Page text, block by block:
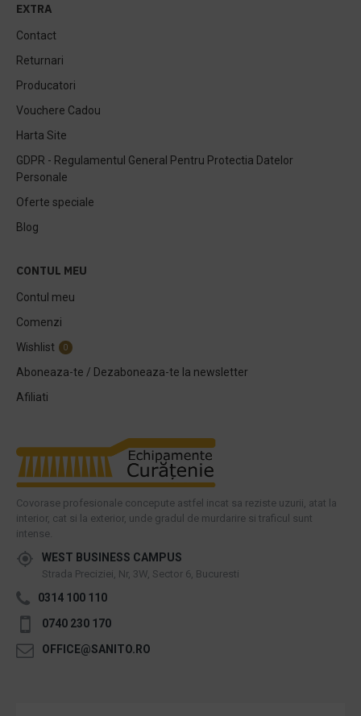
EXTRA
Contact
Returnari
Producatori
Vouchere Cadou
Harta Site
GDPR - Regulamentul General Pentru Protectia Datelor
Personale
Oferte speciale
Blog
CONTUL MEU
Contul meu
Comenzi
Wishlist
0
Aboneaza-te / Dezaboneaza-te la newsletter
Afiliati
Covorase profesionale concepute astfel incat sa reziste uzurii, atat la
interior, cat si la exterior, unde gradul de murdarire si traficul sunt
intense.
WEST BUSINESS CAMPUS
Strada Preciziei, Nr, 3W, Sector 6, Bucuresti
0314 100 110
0740 230 170
OFFICE@SANITO.RO